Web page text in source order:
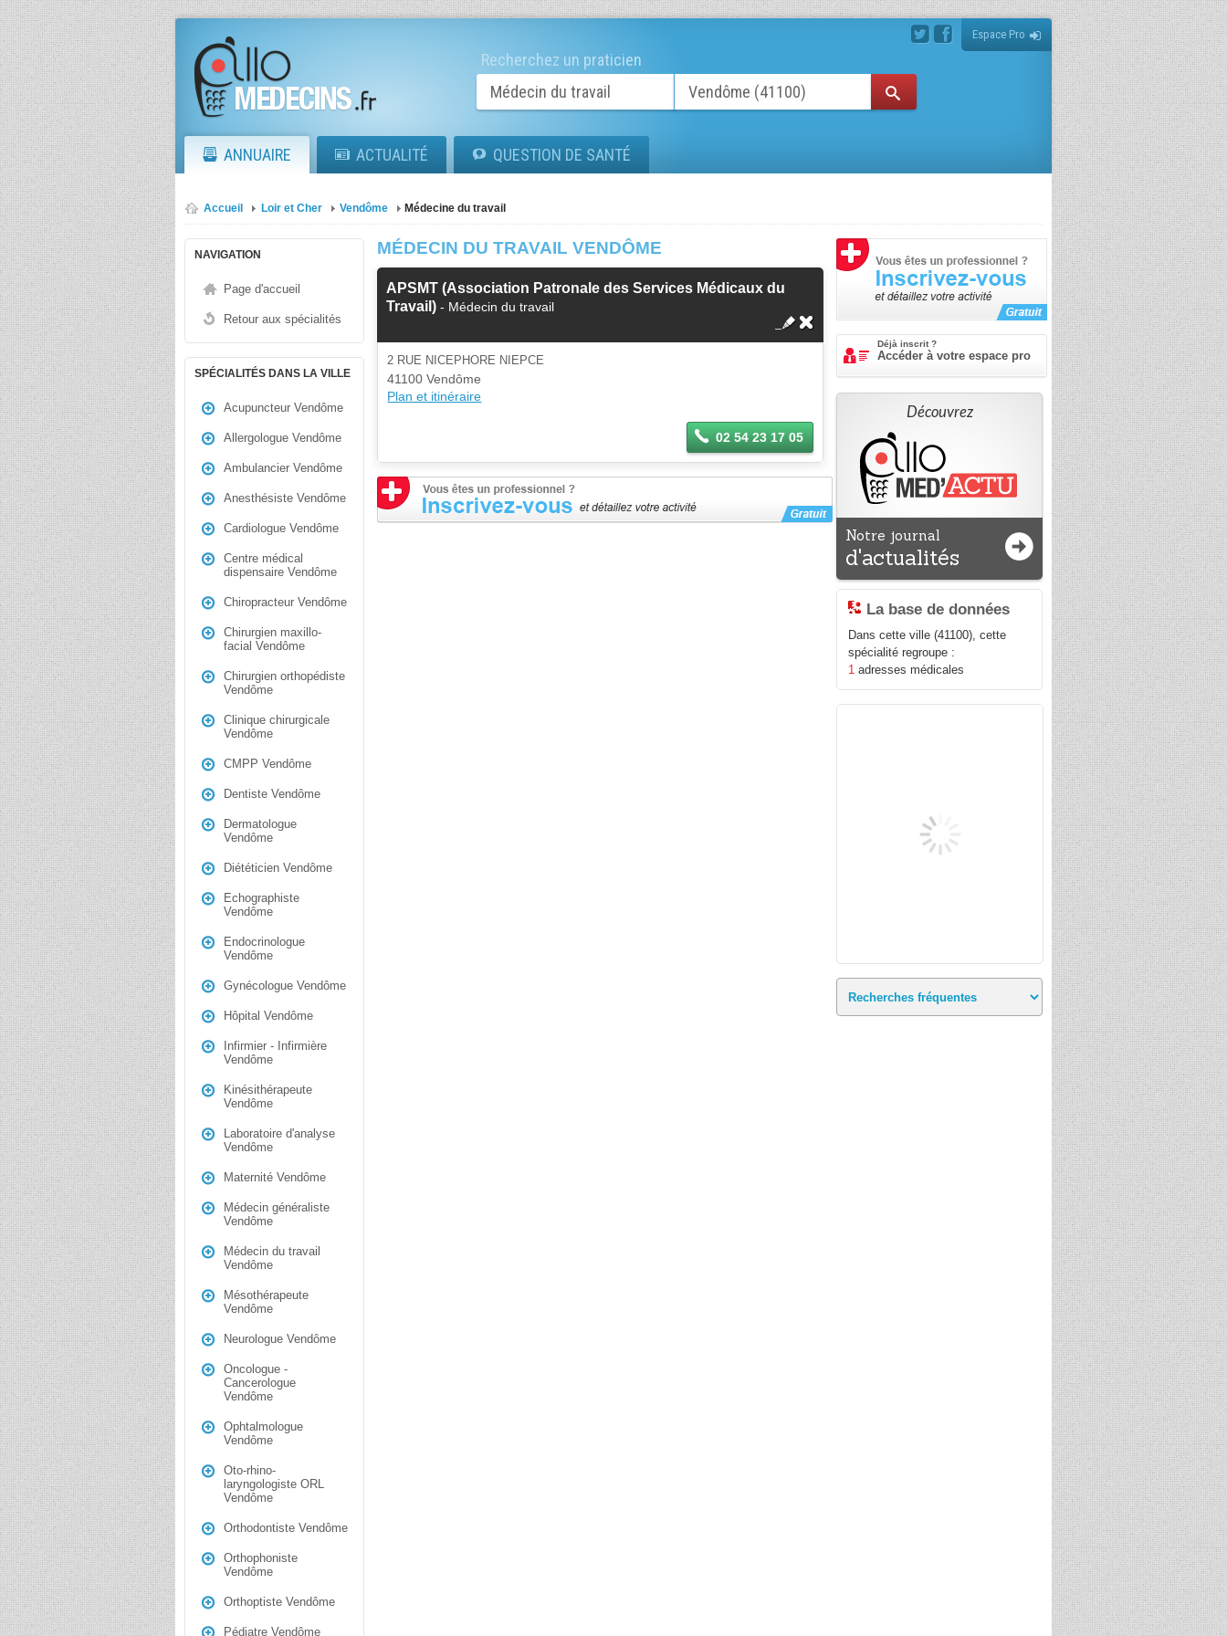
Espace Pro
Recherchez un praticien
ANNUAIRE ACTUALITÉ QUESTION DE SANTÉ
Accueil Loir et Cher Vendôme Médecine du travail
NAVIGATION
Page d'accueil
Retour aux spécialités
SPÉCIALITÉS DANS LA VILLE
Acupuncteur Vendôme
Allergologue Vendôme
Ambulancier Vendôme
Anesthésiste Vendôme
Cardiologue Vendôme
Centre médical
dispensaire Vendôme
Chiropracteur Vendôme
Chirurgien maxillo-
facial Vendôme
Chirurgien orthopédiste
Vendôme
Clinique chirurgicale
Vendôme
CMPP Vendôme
Dentiste Vendôme
Dermatologue
Vendôme
Diététicien Vendôme
Echographiste
Vendôme
Endocrinologue
Vendôme
Gynécologue Vendôme
Hôpital Vendôme
Infirmier - Infirmière
Vendôme
Kinésithérapeute
Vendôme
Laboratoire d'analyse
Vendôme
Maternité Vendôme
Médecin généraliste
Vendôme
Médecin du travail
Vendôme
Mésothérapeute
Vendôme
Neurologue Vendôme
Oncologue -
Cancerologue
Vendôme
Ophtalmologue
Vendôme
Oto-rhino-
laryngologiste ORL
Vendôme
Orthodontiste Vendôme
Orthophoniste
Vendôme
Orthoptiste Vendôme
Pédiatre Vendôme
MÉDECIN DU TRAVAIL VENDÔME
APSMT (Association Patronale des Services Médicaux du
Travail) - Médecin du travail
2 RUE NICEPHORE NIEPCE
41100 Vendôme
Plan et itinéraire
02 54 23 17 05
Déjà inscrit ?
Accéder à votre espace pro
Découvrez
Notre journal
d'actualités
La base de données
Dans cette ville (41100), cette
spécialité regroupe :
1 adresses médicales